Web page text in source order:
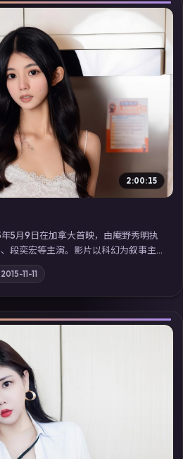
▶
2:00:15
5月9日在加拿大首映，由庵野秀明执
段奕宏等主演。影片以科幻为叙事主
规则改写命运；摄影与配乐强化地域
免费观看高清电视剧在线看」延展检
清在线追剧体验。
2015-11-11
▶